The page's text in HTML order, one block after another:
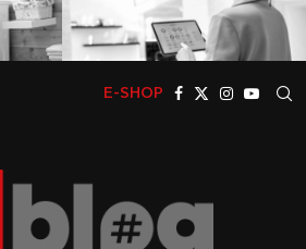
E-SHOP